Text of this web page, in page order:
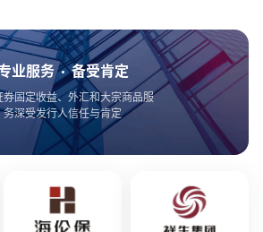
业服务 备受肯定
券固定收益、外汇和大宗商品服
务深受发行人信任与肯定